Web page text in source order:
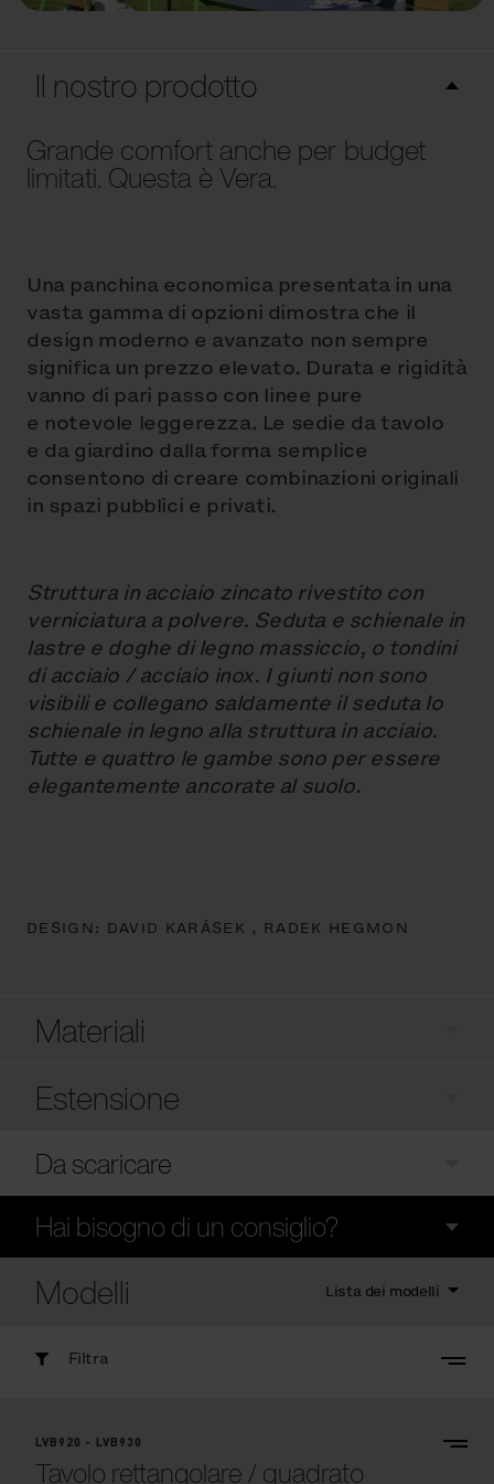
Il nostro prodotto
Grande comfort anche per budget
limitati. Questa è Vera.
Una panchina economica presentata in una
vasta gamma di opzioni dimostra che il
design moderno e avanzato non sempre
significa un prezzo elevato. Durata e rigidità
vanno di pari passo con linee pure
e notevole leggerezza. Le sedie da tavolo
e da giardino dalla forma semplice
consentono di creare combinazioni originali
in spazi pubblici e privati.
Struttura in acciaio zincato rivestito con
verniciatura a polvere. Seduta e schienale in
lastre e doghe di legno massiccio, o tondini
di acciaio / acciaio inox. I giunti non sono
visibili e collegano saldamente il seduta lo
schienale in legno alla struttura in acciaio.
Tutte e quattro le gambe sono per essere
elegantemente ancorate al suolo.
DESIGN: DAVID KARÁSEK , RADEK HEGMON
Materiali
Estensione
Da scaricare
Hai bisogno di un consiglio?
Modelli Lista dei modelli
Filtra
LVB920 - LVB930
Tavolo rettangolare / quadrato